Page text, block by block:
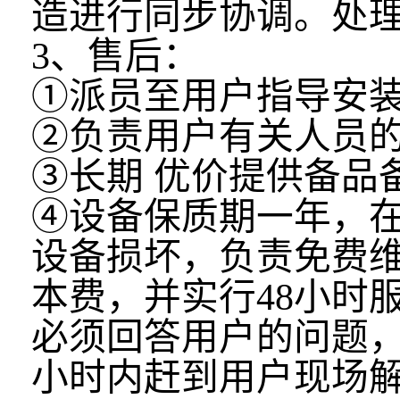
造进行同步协调。处
3、售后：
①派员至用户指导安
②负责用户有关人员
③长期 优价提供备品
④设备保质期一年，
设备损坏，负责免费
本费，并实行48小时
必须回答用户的问题
小时内赶到用户现场